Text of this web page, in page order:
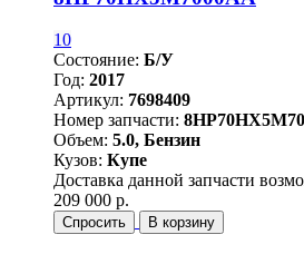
10
Состояние: Б/У
Год: 2017
Артикул: 7698409
Номер запчасти:
Объем: 5.0, Бензин
Кузов: Купе
Доставка данной запчасти
209 000 р.
Спросить В корзину